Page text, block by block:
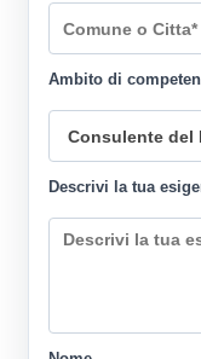
Ambito di
Descrivi la tua